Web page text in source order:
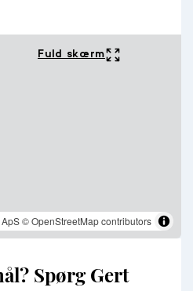
Fuld skærm
© OpenStreetMap contributors
Spørg Gert